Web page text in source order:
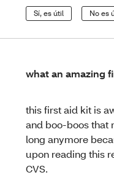
Sí, es útil No es
what an amazing
this first aid kit is
and boo-boos that
long anymore
upon reading this
CVS.